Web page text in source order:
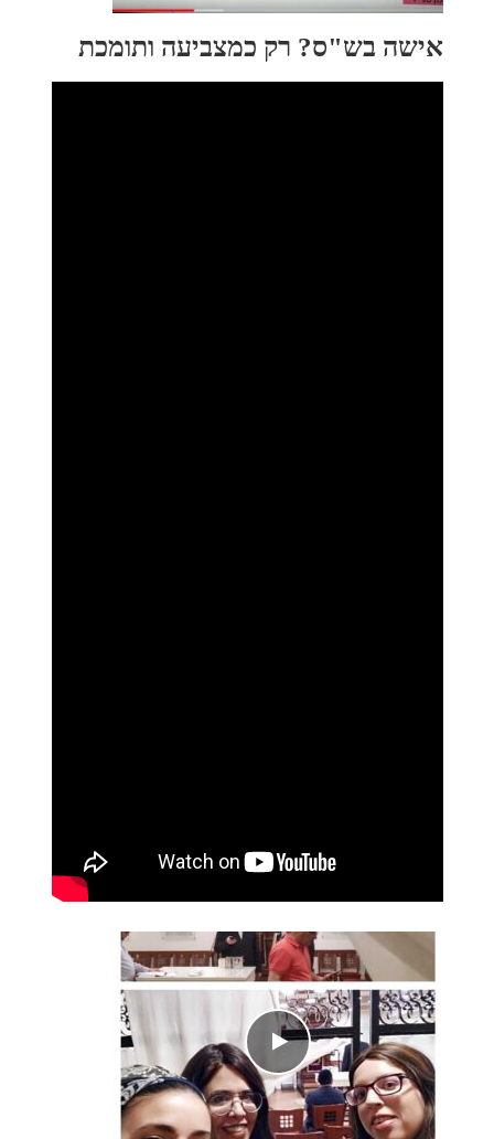
אישה בש"ס? רק כמצביעה ותומכת